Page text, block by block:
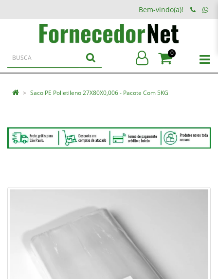
Bem-vindo(a)!
0
Saco PE Polietileno 27X80X0,006 - Pacote Com 5KG